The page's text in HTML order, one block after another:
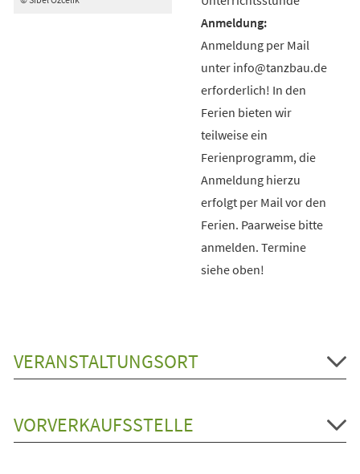
Anmeldung per Mail
unter info@tanzbau.de
erforderlich! In den
Ferien bieten wir
teilweise ein
Ferienprogramm, die
Anmeldung hierzu
erfolgt per Mail vor den
Ferien. Paarweise bitte
anmelden. Termine
siehe oben!
VERANSTALTUNGSORT
VORVERKAUFSSTELLE